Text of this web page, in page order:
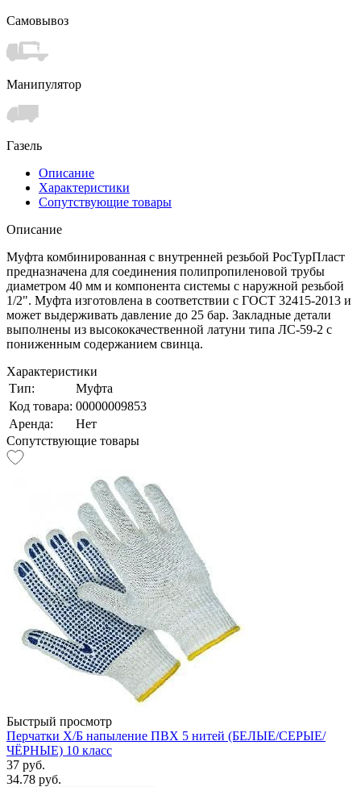
Самовывоз
Манипулятор
Газель
Описание
Характеристики
Сопутствующие товары
Описание
Муфта комбинированная с внутренней резьбой РосТурПласт
предназначена для соединения полипропиленовой трубы
диаметром 40 мм и компонента системы с наружной резьбой
1/2". Муфта изготовлена в соответствии с ГОСТ 32415-2013 и
может выдерживать давление до 25 бар. Закладные детали
выполнены из высококачественной латуни типа ЛС-59-2 с
пониженным содержанием свинца.
Характеристики
Тип:
Муфта
Код товара: 00000009853
Аренда:
Нет
Сопутствующие товары
Быстрый просмотр
Перчатки Х/Б напыление ПВХ 5 нитей (БЕЛЫЕ/СЕРЫЕ/
ЧЁРНЫЕ) 10 класс
37 руб.
34.78 руб.